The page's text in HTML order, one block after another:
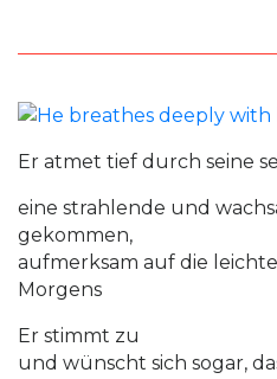
Er atmet tief durch seine
eine strahlende und
gekommen,
aufmerksam auf die
Morgens
Er stimmt zu
und wünscht sich sogar,